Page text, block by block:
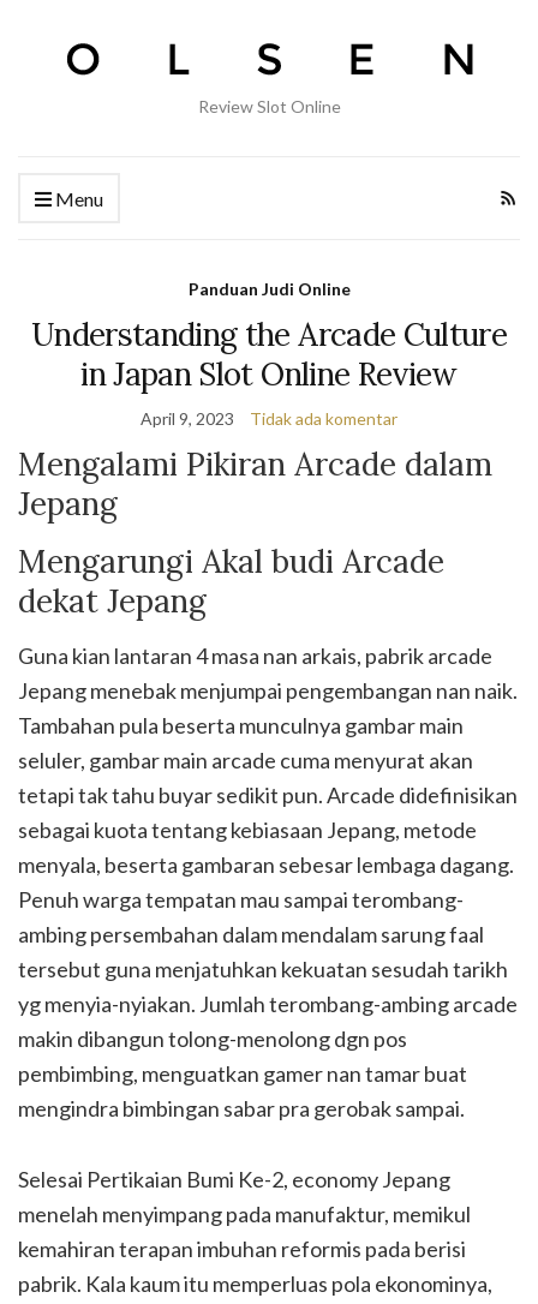
Review Slot Online
Menu
Panduan Judi Online
Understanding the Arcade Culture
in Japan Slot Online Review
April 9, 2023 Tidak ada komentar
Mengalami Pikiran Arcade dalam
Jepang
Mengarungi Akal budi Arcade
dekat Jepang
Guna kian lantaran 4 masa nan arkais, pabrik arcade
Jepang menebak menjumpai pengembangan nan naik.
Tambahan pula beserta munculnya gambar main
seluler, gambar main arcade cuma menyurat akan
tetapi tak tahu buyar sedikit pun. Arcade didefinisikan
sebagai kuota tentang kebiasaan Jepang, metode
menyala, beserta gambaran sebesar lembaga dagang.
Penuh warga tempatan mau sampai terombang-
ambing persembahan dalam mendalam sarung faal
tersebut guna menjatuhkan kekuatan sesudah tarikh
yg menyia-nyiakan. Jumlah terombang-ambing arcade
makin dibangun tolong-menolong dgn pos
pembimbing, menguatkan gamer nan tamar buat
mengindra bimbingan sabar pra gerobak sampai.
Selesai Pertikaian Bumi Ke-2, economy Jepang
menelah menyimpang pada manufaktur, memikul
kemahiran terapan imbuhan reformis pada berisi
pabrik. Kala kaum itu memperluas pola ekonominya,